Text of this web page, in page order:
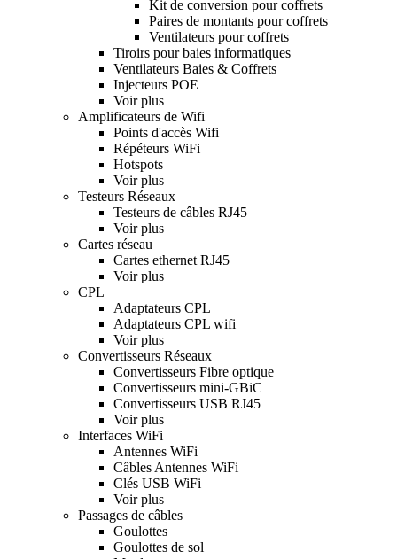
Kit de conversion pour coffrets
Paires de montants pour coffrets
Ventilateurs pour coffrets
Tiroirs pour baies informatiques
Ventilateurs Baies & Coffrets
Injecteurs POE
Voir plus
Amplificateurs de Wifi
Points d'accès Wifi
Répéteurs WiFi
Hotspots
Voir plus
Testeurs Réseaux
Testeurs de câbles RJ45
Voir plus
Cartes réseau
Cartes ethernet RJ45
Voir plus
CPL
Adaptateurs CPL
Adaptateurs CPL wifi
Voir plus
Convertisseurs Réseaux
Convertisseurs Fibre optique
Convertisseurs mini-GBiC
Convertisseurs USB RJ45
Voir plus
Interfaces WiFi
Antennes WiFi
Câbles Antennes WiFi
Clés USB WiFi
Voir plus
Passages de câbles
Goulottes
Goulottes de sol